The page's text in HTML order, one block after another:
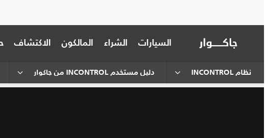
السيارات الشراء المالكون الاكتشاف
نظام INCONTROL دليل مستخدم INCONTROL من جاكوار